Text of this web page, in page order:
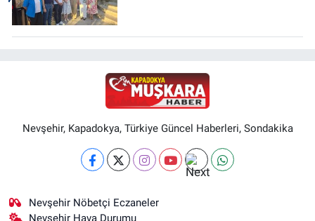
Nevşehir, Kapadokya, Türkiye Güncel Haberleri, Sondakika
Nevşehir Nöbetçi Eczaneler
Nevşehir Hava Durumu